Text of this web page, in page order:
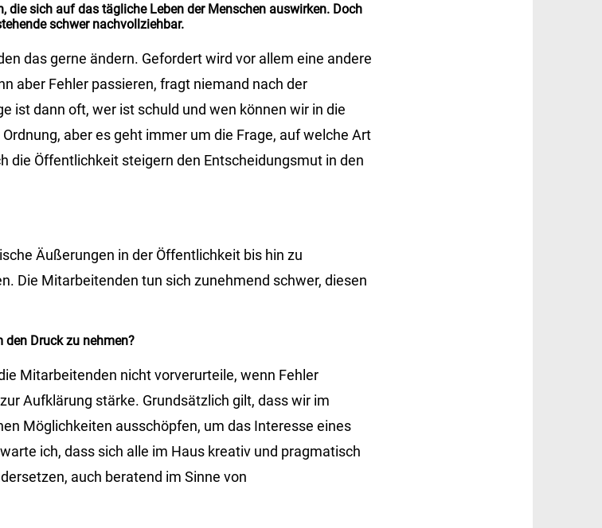
die sich auf das tägliche Leben der Menschen auswirken. Doch
schwer nachvollziehbar.
das gerne ändern. Gefordert wird vor allem eine andere
aber Fehler passieren, fragt niemand nach der
ist dann oft, wer ist schuld und wen können wir in die
aber es geht immer um die Frage, auf welche Art
die Öffentlichkeit steigern den Entscheidungsmut in den
Äußerungen in der Öffentlichkeit bis hin zu
Die Mitarbeitenden tun sich zunehmend schwer, diesen
den Druck zu nehmen?
Mitarbeitenden nicht vorverurteile, wenn Fehler
Aufklärung stärke. Grundsätzlich gilt, dass wir im
Möglichkeiten ausschöpfen, um das Interesse eines
ich, dass sich alle im Haus kreativ und pragmatisch
auch beratend im Sinne von